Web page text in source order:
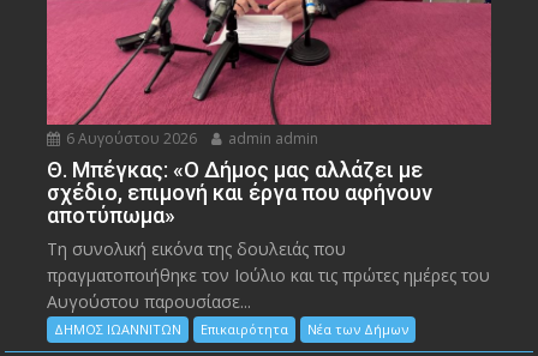
6 Αυγούστου 2026 admin admin
Θ. Μπέγκας: «Ο Δήμος μας αλλάζει με
σχέδιο, επιμονή και έργα που αφήνουν
αποτύπωμα»
Τη συνολική εικόνα της δουλειάς που
πραγματοποιήθηκε τον Ιούλιο και τις πρώτες ημέρες του
Αυγούστου παρουσίασε...
ΔΗΜΟΣ ΙΩΑΝΝΙΤΩΝ Επικαιρότητα Νέα των Δήμων